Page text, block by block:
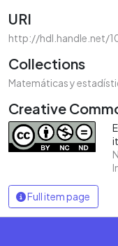
URI
http://hdl.handle.net/
Collections
Matemáticas y
Creative
Full item page